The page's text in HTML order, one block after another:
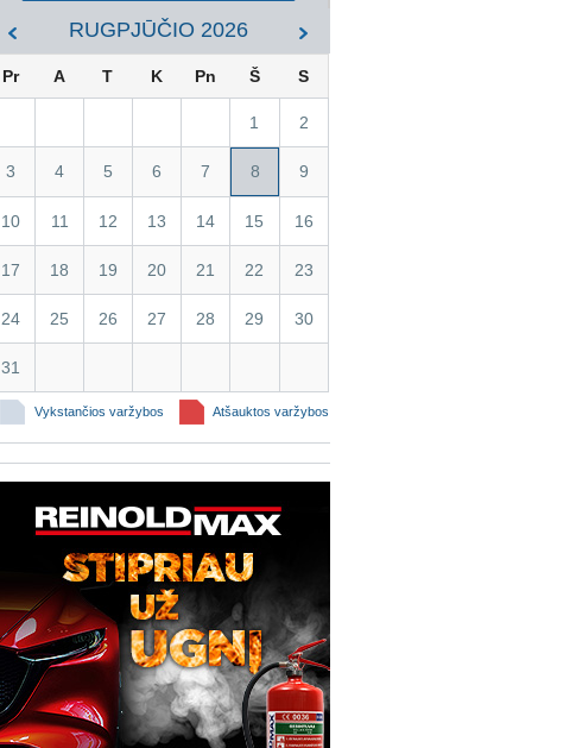
RUGPJŪČIO 2026
Pr A T K Pn Š S
1 2
3 4 5 6 7 8 9
10 11 12 13 14 15 16
17 18 19 20 21 22 23
24 25 26 27 28 29 30
31
Vykstančios varžybos Atšauktos varžybos